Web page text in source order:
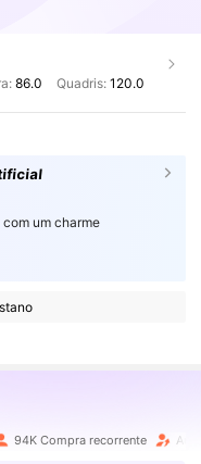
86.0 Quadris: 120.0
um charme
94K Compra recorrente